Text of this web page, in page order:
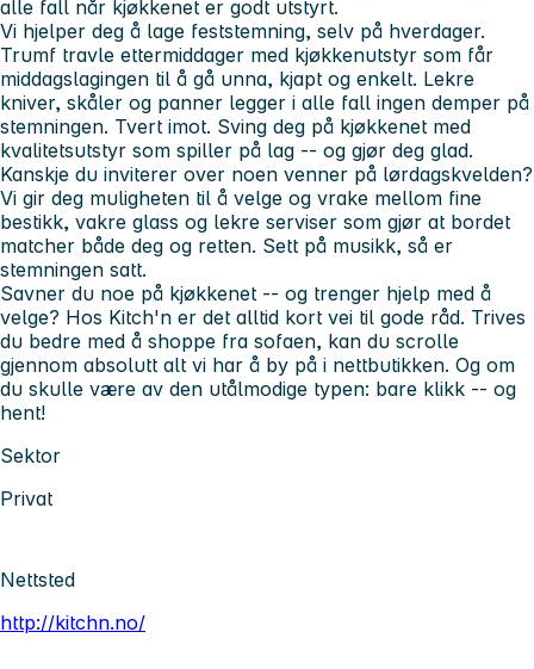
alle fall når kjøkkenet er godt utstyrt.
Vi hjelper deg å lage feststemning, selv på hverdager.
Trumf travle ettermiddager med kjøkkenutstyr som får
middagslagingen til å gå unna, kjapt og enkelt. Lekre
kniver, skåler og panner legger i alle fall ingen demper på
stemningen. Tvert imot. Sving deg på kjøkkenet med
kvalitetsutstyr som spiller på lag -- og gjør deg glad.
Kanskje du inviterer over noen venner på lørdagskvelden?
Vi gir deg muligheten til å velge og vrake mellom fine
bestikk, vakre glass og lekre serviser som gjør at bordet
matcher både deg og retten. Sett på musikk, så er
stemningen satt.
Savner du noe på kjøkkenet -- og trenger hjelp med å
velge? Hos Kitch'n er det alltid kort vei til gode råd. Trives
du bedre med å shoppe fra sofaen, kan du scrolle
gjennom absolutt alt vi har å by på i nettbutikken. Og om
du skulle være av den utålmodige typen: bare klikk -- og
hent!
Sektor
Privat
Nettsted
http://kitchn.no/